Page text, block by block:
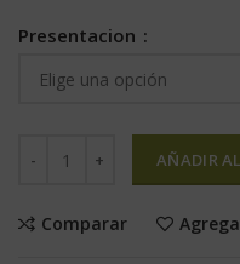
Presentacion
AÑADIR
Comparar